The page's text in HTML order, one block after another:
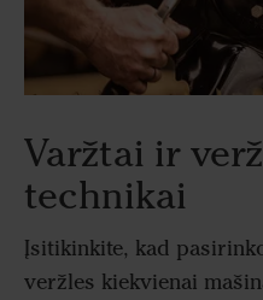
Varžtai ir
technikai
Įsitikinkite, kad
veržles kiekvienai